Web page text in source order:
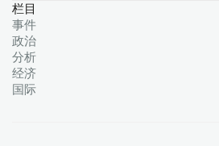
栏目
事件
政治
分析
经济
国际